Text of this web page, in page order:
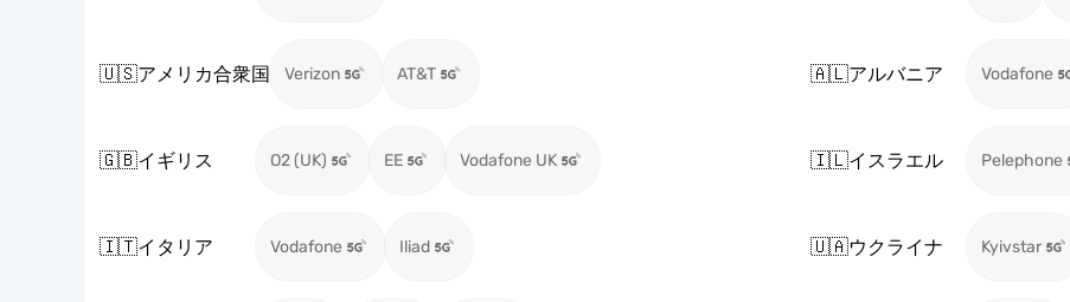
🇺🇸アメリカ合衆国 Verizon AT&T 🇦🇱アルバニア Vodafone
🇬🇧イギリス O2 (UK) EE Vodafone UK 🇮🇱イスラエル Pelephone
🇮🇹イタリア Vodafone Iliad 🇺🇦ウクライナ Kyivstar